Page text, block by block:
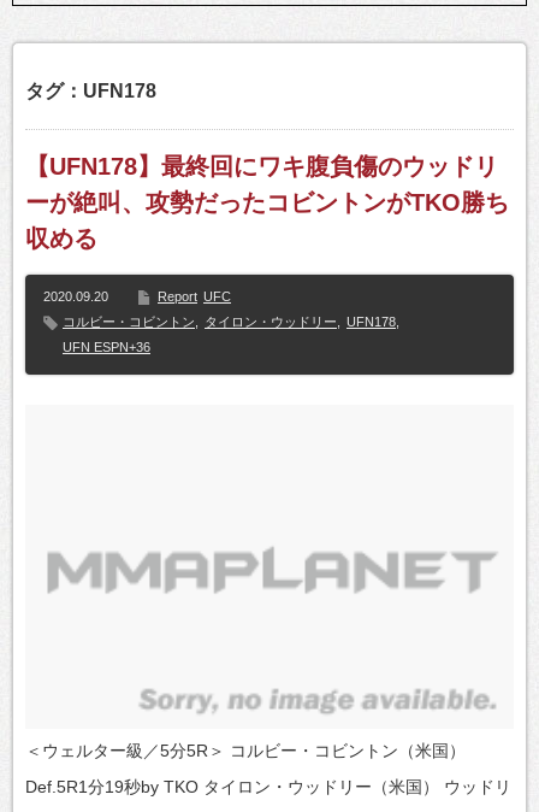
タグ：UFN178
【UFN178】最終回にワキ腹負傷のウッドリ
ーが絶叫、攻勢だったコビントンがTKO勝ち
収める
2020.09.20 Report UFC
コルビー・コビントン
タイロン・ウッドリー UFN178
UFN ESPN+36
＜ウェルター級／5分5R＞ コルビー・コビントン（米国）
Def.5R1分19秒by TKO タイロン・ウッドリー（米国） ウッドリ